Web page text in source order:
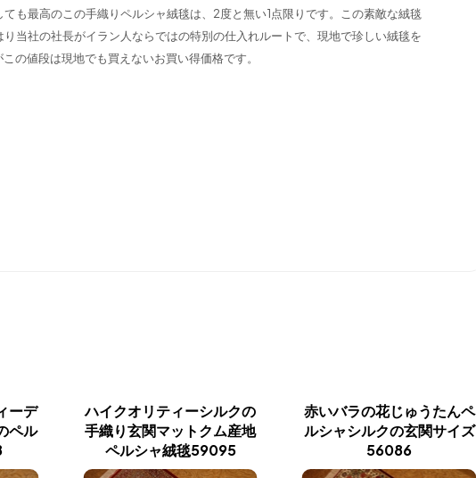
も最高のこの手織りペルシャ絨毯は、2度と無い1点限りです。この素敵な絨毯
当社の社長がイラン人ならではの特別の仕入れルートで、現地で珍しい絨毯を
の値段は現地でも買えないお買い得価格です。
ーデ
ペル
ハイクオリティーシルクの
手織り玄関マットクム産地
ペルシャ絨毯59095
赤いバラの花じゅうたんペ
ルシャシルクの玄関サイズ
56086